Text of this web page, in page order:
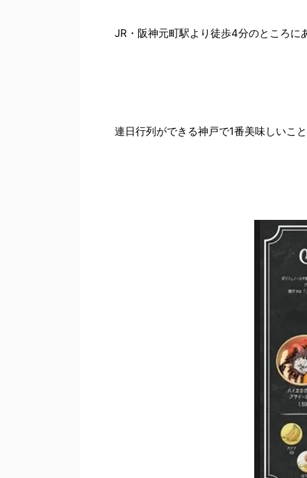
JR・阪神元町駅より徒歩4分のところに
連日行列ができる神戸で1番美味しいこ